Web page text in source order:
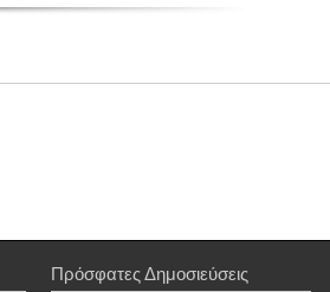
Πρόσφατες Δημοσιεύσεις